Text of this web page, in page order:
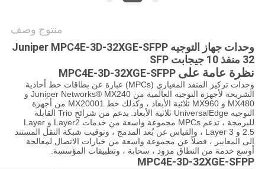
منتوج وصف
وحدات جهاز التوجيه Juniper MPC4E-3D-32XGE-SFPP
32 منفذ 10 جيجابت SFP
نظرة عامة على
وحدات تركيز المنفذ المعياري (MPCs) عبارة عن بطاقات خط أحادية
الشريحة لأجهزة التوجيه العالمية من Juniper Networks® MX240 و
MX480 و MX960 ثلاثية الأبعاد ، وكذلك خط MX20001 من أجهزة
التوجيه UniversalEdge ثلاثية الأبعاد.
بدعم من شرائح Trio القابلة
للبرمجة ، تدعم MPCs مجموعة واسعة من خدمات Layer2 و Layer
2.5 و Layer 3 ، والقياس عن بُعد المدمج ، وتوقيت شبكة النقل المستند
إلى المعايير ، فضلاً عن مجموعة واسعة من خيارات الاتصال لمعالجة
أوسع خدمة من النطاق مزود ، سحابة ، وتطبيقات المؤسسة.
MPC4E-3D-32XGE-SFPP